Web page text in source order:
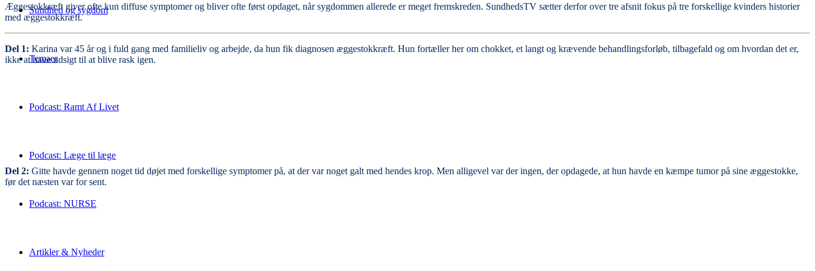
Sundhed og sygdom
Temaer
Podcast: Ramt Af Livet
Podcast: Læge til læge
Podcast: NURSE
Artikler & Nyheder
Æggestokkræft giver ofte kun diffuse symptomer og bliver ofte først opdaget, når sygdommen allerede er meget fremskreden. SundhedsTV sætter derfor over tre afsnit fokus på tre forskellige kvinders historier
med æggestokkræft.
Del 1: Karina var 45 år og i fuld gang med familieliv og arbejde, da hun fik diagnosen æggestokkræft. Hun fortæller her om chokket, et langt og krævende behandlingsforløb, tilbagefald og om hvordan det er,
ikke at have udsigt til at blive rask igen.
Del 2: Gitte havde gennem noget tid døjet med forskellige symptomer på, at der var noget galt med hendes krop. Men alligevel var der ingen, der opdagede, at hun havde en kæmpe tumor på sine æggestokke,
før det næsten var for sent.